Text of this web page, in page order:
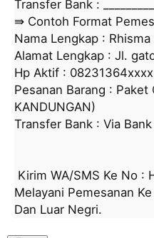
Transfer Bank :
⇛ Contoh Format
Nama Lengkap : Rhisma
Alamat Lengkap : Jl.
Hp Aktif : 08231364xxxx
Pesanan Barang :
KANDUNGAN)
Transfer Bank : Via
Kirim WA/SMS Ke No :
Melayani Pemesanan
Dan Luar Negri.